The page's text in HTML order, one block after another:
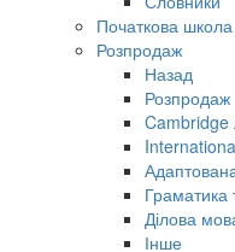
Початкова школа
Розпродаж
Назад
Розпродаж
Cambridge
Граматика
Ділова
Інше